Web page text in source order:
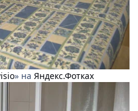
» на Яндекс.Фотках